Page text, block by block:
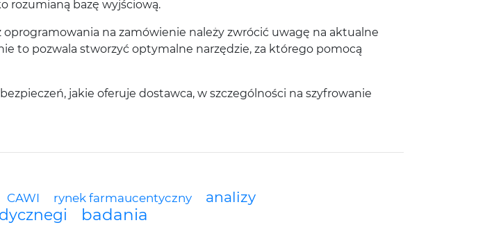
rozumianą bazę wyjściową.
oprogramowania na zamówienie należy zwrócić uwagę na aktualne
to pozwala stworzyć optymalne narzędzie, za którego pomocą
jakie oferuje dostawca, w szczególności na szyfrowanie
CAWI rynek farmaucentyczny
analizy
badania